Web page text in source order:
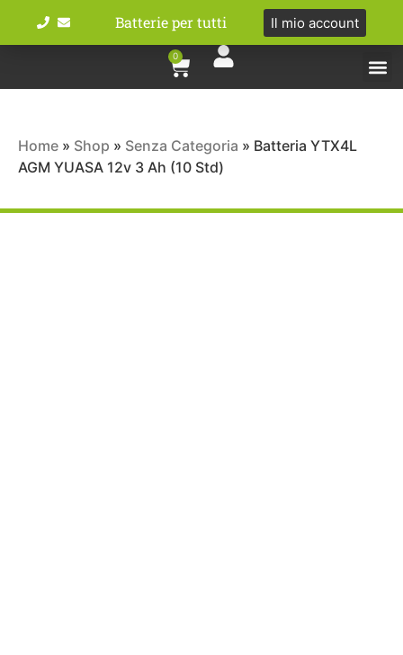
Batterie per tutti Il mio account
0
Home » Shop » Senza Categoria » Batteria YTX4L
AGM YUASA 12v 3 Ah (10 Std)